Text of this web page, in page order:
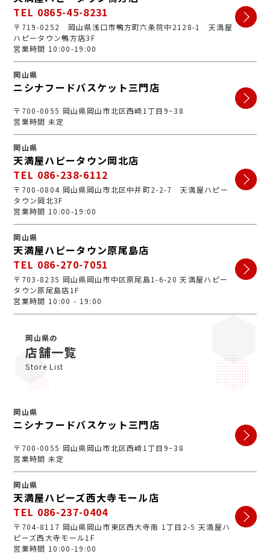
TEL 0865-45-8231
〒719-0252 岡山県浅口市鴨方町六条院中2128-1 天満屋
ハピータウン鴨方店3F
営業時間 10:00-19:00
岡山県
ニシナフードバスケット三門店
〒700-0055 岡山県岡山市北区西崎1丁目9−38
営業時間 未定
岡山県
天満屋ハピータウン岡北店
TEL 086-238-6112
〒700-0804 岡山県岡山市北区中井町2-2-7 天満屋ハピー
タウン岡北3F
営業時間 10:00-19:00
岡山県
天満屋ハピータウン原尾島店
TEL 086-270-7051
〒703-8235 岡山県岡山市中区原尾島1-6-20 天満屋ハピー
タウン原尾島店1F
営業時間 10:00 - 19:00
岡山県の
店舗一覧
Store List
岡山県
ニシナフードバスケット三門店
〒700-0055 岡山県岡山市北区西崎1丁目9−38
営業時間 未定
岡山県
天満屋ハピーズ西大寺モール店
TEL 086-237-0404
〒704-8117 岡山県岡山市東区西大寺南 1丁目2-5 天満屋ハ
ピーズ西大寺モール1F
営業時間 10:00-19:00